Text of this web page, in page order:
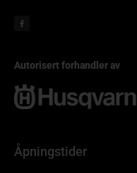
Autorisert forhandler av
Åpningstider